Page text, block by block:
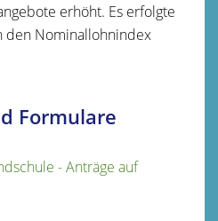
erhöht. Es erfolgte
den Nominallohnindex
Formulare
- Anträge auf